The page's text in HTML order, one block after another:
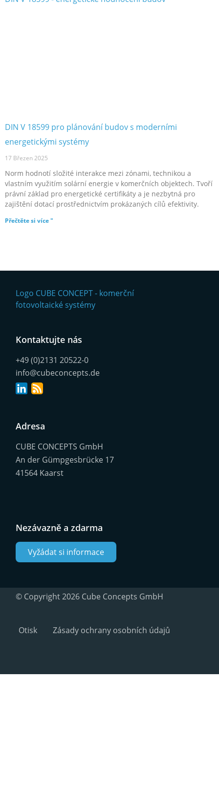
DIN V 18599 pro plánování budov s moderními
energetickými systémy
17 Březen 2025
Norm hodnotí složité interakce mezi zónami, technikou a
vlastním využitím solární energie v komerčních objektech. Tvoří
právní základ pro energetické certifikáty a je nezbytná pro
zajištění dotací prostřednictvím prokázaných cílů efektivity.
Přečtěte si více "
Kontaktujte nás
+49 (0)2131 20522-0
info@cubeconcepts.de
Adresa
CUBE CONCEPTS GmbH
An der Gümpgesbrücke 17
41564 Kaarst
Nezávazně a zdarma
Vyžádat si informace
© Copyright 2026 Cube Concepts GmbH
Otisk Zásady ochrany osobních údajů